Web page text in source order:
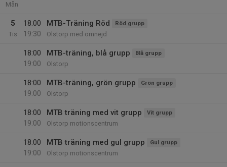
Mån
5
Tis
18:00
19:30
MTB-Träning Röd Röd grupp
Olstorp med omnejd
18:00
19:00
MTB-träning, blå grupp Blå grupp
Olstorp
18:00
19:00
MTB-träning, grön grupp Grön grupp
Olstorp
18:00
19:00
MTB träning med vit grupp Vit grupp
Olstorp motionscentrum
18:00
19:00
MTB träning med gul grupp Gul grupp
Olstorp motionscentrum